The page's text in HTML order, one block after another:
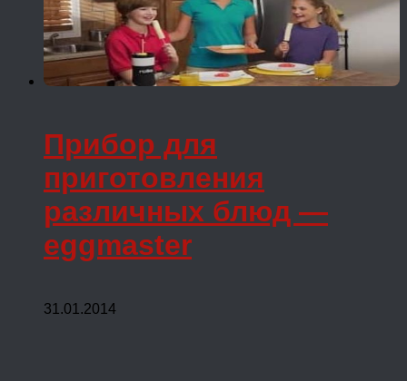
Прибор для
приготовления
различных блюд —
eggmaster
31.01.2014